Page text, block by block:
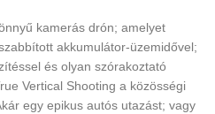
kamerás drón; amelyet
akkumulátor-üzemidővel;
és olyan szórakoztató
Vertical Shooting a közösségi
egy epikus autós utazást; vagy